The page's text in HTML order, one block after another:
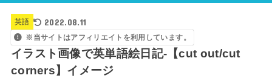
英語 2022.08.11
※当サイトはアフィリエイトを利用しています。
イラスト画像で英単語絵日記-【cut out/cut
corners】イメージ